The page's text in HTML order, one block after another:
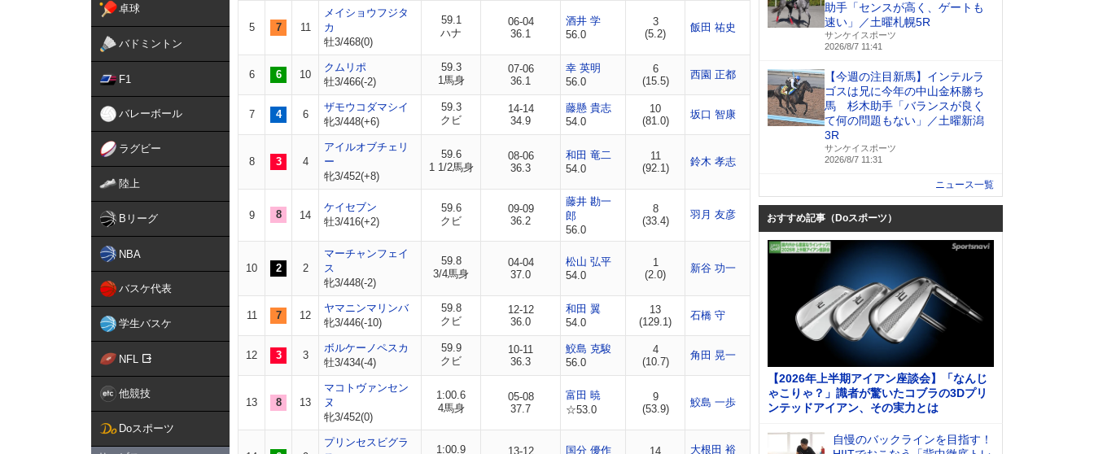
卓球
バドミントン
F1
バレーボール
ラグビー
陸上
Bリーグ
NBA
バスケ代表
学生バスケ
NFL
他競技
Doスポーツ
5 7 11
メイショウフジタ
カ
牡3/468(0)
59.1
ハナ
06-04
36.1
酒井 学
56.0
3
(5.2)
飯田 祐史
6 6 10
クムリポ
牡3/466(-2)
59.3
1馬身
07-06
36.1
幸 英明
56.0
6
(15.5)
西園 正都
7 4 6
ザモウコダマシイ
牝3/448(+6)
59.3
クビ
14-14
34.9
藤懸 貴志
54.0
10
(81.0)
坂口 智康
8 3 4
アイルオブチェリ
ー
牝3/452(+8)
59.6
1 1/2馬身
08-06
36.3
和田 竜二
54.0
11
(92.1)
鈴木 孝志
9 8 14
ケイセブン
牡3/416(+2)
59.6
クビ
09-09
36.2
藤井 勘一
郎
56.0
8
(33.4)
羽月 友彦
10 2 2
マーチャンフェイ
ス
牝3/448(-2)
59.8
3/4馬身
04-04
37.0
松山 弘平
54.0
1
(2.0)
新谷 功一
11 7 12
ヤマニンマリンバ
牝3/446(-10)
59.8
クビ
12-12
36.0
和田 翼
54.0
13
(129.1)
石橋 守
12 3 3
ボルケーノペスカ
牡3/434(-4)
59.9
クビ
10-11
36.3
鮫島 克駿
56.0
4
(10.7)
角田 晃一
13 8 13
マコトヴァンセン
ヌ
牝3/452(0)
1:00.6
4馬身
05-08
37.7
富田 暁
☆53.0
9
(53.9)
鮫島 一歩
プリンセスビグラ
1:00.9
13-12
国分 優作
14
大根田 裕
助手「センスが高く、ゲートも
速い」／土曜札幌5R
サンケイスポーツ
2026/8/7 11:41
【今週の注目新馬】インテルラ
ゴスは兄に今年の中山金杯勝ち
馬 杉木助手「バランスが良く
て何の問題もない」／土曜新潟
3R
サンケイスポーツ
2026/8/7 11:31
ニュース一覧
おすすめ記事（Doスポーツ）
【2026年上半期アイアン座談会】「なんじ
ゃこりゃ？」識者が驚いたコブラの3Dプリ
ンテッドアイアン、その実力とは
自慢のバックラインを目指す！